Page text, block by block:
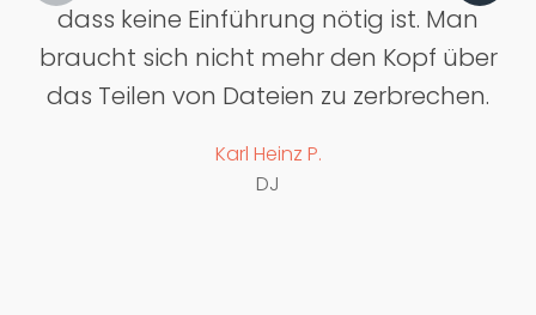
dass keine Einführung nötig ist. Man
braucht sich nicht mehr den Kopf über
das Teilen von Dateien zu zerbrechen.
Karl Heinz P.
DJ